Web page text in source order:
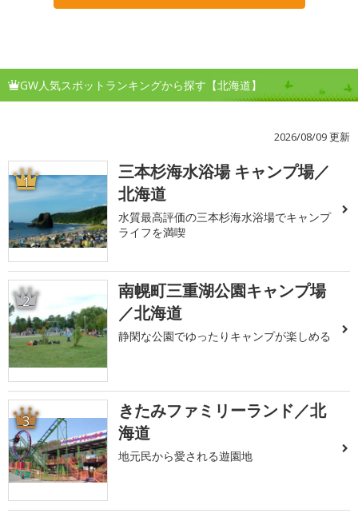
GW人気スポットランキングから探す【北海道】
2026/08/09 更新
1
三本杉海水浴場 キャンプ場／
北海道
水質最高評価の三本杉海水浴場でキャンプ
ライフを満喫
2
南幌町三重湖公園キャンプ場
／北海道
静閑な公園でゆったりキャンプが楽しめる
3
きたみファミリーランド／北
海道
地元民から愛される遊園地